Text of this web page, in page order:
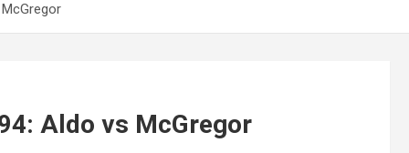
Aldo vs McGregor